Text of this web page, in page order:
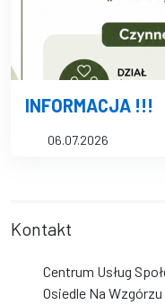
INFORMACJA !!!
06.07.2026
Kontakt
Centrum Usług
Osiedle Na Wzgórzu